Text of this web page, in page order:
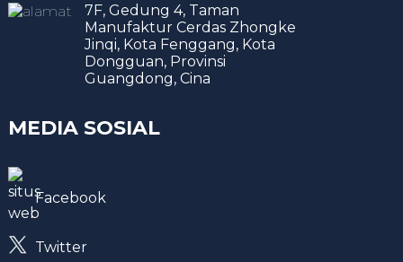
7F, Gedung 4, Taman
Manufaktur Cerdas Zhongke
Jinqi, Kota Fenggang, Kota
Dongguan, Provinsi
Guangdong, Cina
MEDIA SOSIAL
Facebook
Twitter